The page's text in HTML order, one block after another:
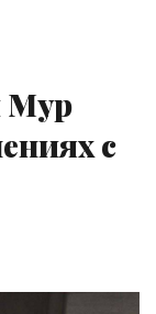
Мур
с